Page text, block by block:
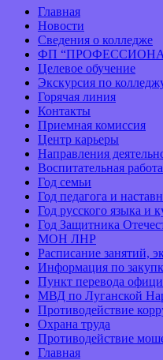
Главная
Новости
Сведения о колледже
ФП
Целевое обучение
Экскурсия по
Горячая линия
Контакты
Приемная комиссия
Центр карьеры
Направления
Воспитательная работа
Год семьи
Год педагога и
Год русского языка и
Год Защитника
МОН ЛНР
Расписание занятий,
Информация по
Пункт перевода
МВД по Луганской
Противодействие
Охрана труда
Противодействие
Главная